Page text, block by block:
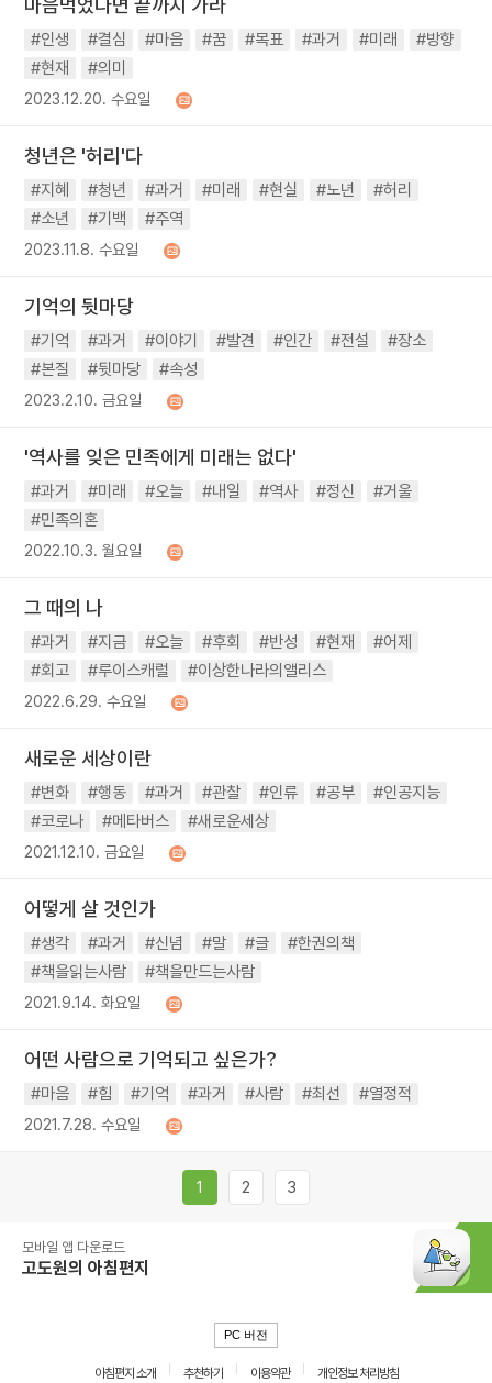
마음먹었다면 끝까지 가라
#인생 #결심 #마음 #꿈 #목표 #과거 #미래
#방향
#현재
#의미
2023.12.20. 수요일
청년은 '허리'다
#지혜 #청년 #과거 #미래 #현실 #노년
#허리
#소년
#기백 #주역
2023.11.8. 수요일
기억의 뒷마당
#기억 #과거 #이야기 #발견 #인간 #전설
#장소
#본질
#뒷마당 #속성
2023.2.10. 금요일
'역사를 잊은 민족에게 미래는 없다'
#과거 #미래 #오늘 #내일 #역사 #정신
#거울
#민족의혼
2022.10.3. 월요일
그 때의 나
#과거 #지금 #오늘 #후회 #반성 #현재
#어제
#회고
#루이스캐럴 #이상한나라의앨리스
2022.6.29. 수요일
새로운 세상이란
#변화 #행동 #과거 #관찰 #인류 #공부
#인공지능
#코로나
#메타버스 #새로운세상
2021.12.10. 금요일
어떻게 살 것인가
#생각 #과거 #신념 #말 #글
#한권의책
#책을읽는사람
#책을만드는사람
2021.9.14. 화요일
어떤 사람으로 기억되고 싶은가?
#마음 #힘 #기억 #과거 #사람 #최선 #열정적
2021.7.28. 수요일
1 2 3
모바일 앱 다운로드
고도원의 아침편지
PC 버전
아침편지 소개 추천하기 이용약관 개인정보 처리방침